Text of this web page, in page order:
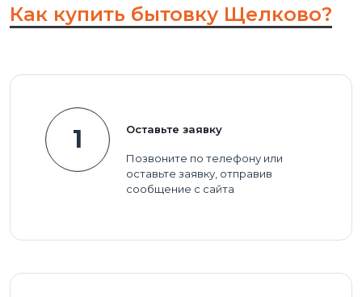
Как купить бытовку Щелково?
1 Оставьте заявку
Позвоните по телефону или
оставьте заявку, отправив
сообщение с сайта